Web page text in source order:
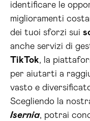
identificare le
miglioramenti
dei tuoi sforzi sui
anche servizi di
TikTok, la
per aiutarti a
vasto e
Scegliendo la
Isernia, potrai